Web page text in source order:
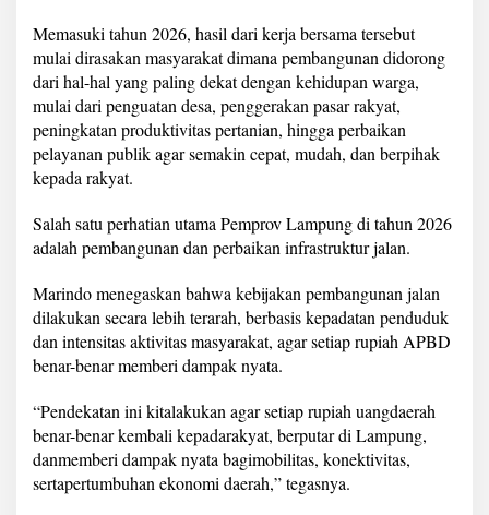
l
a
y
a
n
a
n
b
i
d
a
n
K
e
a
d
i
a
Memasuki tahun 2026, hasil dari kerja bersama tersebut
mulai dirasakan masyarakat dimana pembangunan didorong
dari hal-hal yang paling dekat dengan kehidupan warga,
mulai dari penguatan desa, penggerakan pasar rakyat,
peningkatan produktivitas pertanian, hingga perbaikan
pelayanan publik agar semakin cepat, mudah, dan berpihak
kepada rakyat.
Salah satu perhatian utama Pemprov Lampung di tahun 2026
adalah pembangunan dan perbaikan infrastruktur jalan.
Marindo menegaskan bahwa kebijakan pembangunan jalan
dilakukan secara lebih terarah, berbasis kepadatan penduduk
dan intensitas aktivitas masyarakat, agar setiap rupiah APBD
benar-benar memberi dampak nyata.
“Pendekatan ini kitalakukan agar setiap rupiah uangdaerah
benar-benar kembali kepadarakyat, berputar di Lampung,
danmemberi dampak nyata bagimobilitas, konektivitas,
sertapertumbuhan ekonomi daerah,” tegasnya.